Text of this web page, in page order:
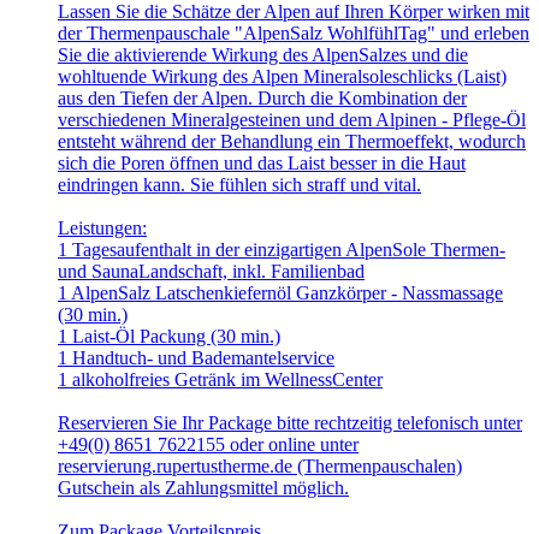
Lassen Sie die Schätze der Alpen auf Ihren Körper wirken mit
der Thermenpauschale "AlpenSalz WohlfühlTag" und erleben
Sie die aktivierende Wirkung des AlpenSalzes und die
wohltuende Wirkung des Alpen Mineralsoleschlicks (Laist)
aus den Tiefen der Alpen. Durch die Kombination der
verschiedenen Mineralgesteinen und dem Alpinen - Pflege-Öl
entsteht während der Behandlung ein Thermoeffekt, wodurch
sich die Poren öffnen und das Laist besser in die Haut
eindringen kann. Sie fühlen sich straff und vital.
Leistungen:
1 Tagesaufenthalt in der einzigartigen AlpenSole Thermen-
und SaunaLandschaft, inkl. Familienbad
1 AlpenSalz Latschenkiefernöl Ganzkörper - Nassmassage
(30 min.)
1 Laist-Öl Packung (30 min.)
1 Handtuch- und Bademantelservice
1 alkoholfreies Getränk im WellnessCenter
Reservieren Sie Ihr Package bitte rechtzeitig telefonisch unter
+49(0) 8651 7622155 oder online unter
reservierung.rupertustherme.de (Thermenpauschalen)
Gutschein als Zahlungsmittel möglich.